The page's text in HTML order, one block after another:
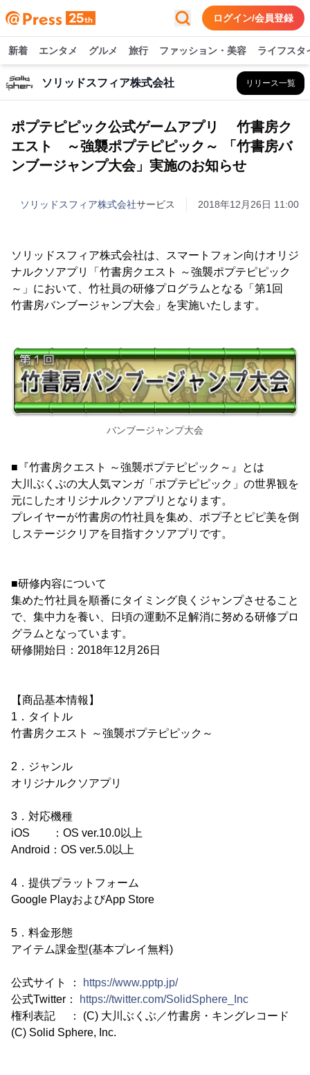
ログイン/会員登録
新着 エンタメ グルメ 旅行 ファッション・美容 ライフスタ
ソリッドスフィア株式会社 リリース一覧
ポプテピピック公式ゲームアプリ 竹書房ク
エスト ～強襲ポプテピピック～ 「竹書房バ
ンブージャンプ大会」実施のお知らせ
ソリッドスフィア株式会社サービス 2018年12月26日 11:00
ソリッドスフィア株式会社は、スマートフォン向けオリジ
ナルクソアプリ「竹書房クエスト ～強襲ポプテピピック
～」において、竹社員の研修プログラムとなる「第1回
竹書房バンブージャンプ大会」を実施いたします。
バンブージャンプ大会
■『竹書房クエスト ～強襲ポプテピピック～』とは
大川ぶくぶの大人気マンガ「ポプテピピック」の世界観を
元にしたオリジナルクソアプリとなります。
プレイヤーが竹書房の竹社員を集め、ポプ子とピピ美を倒
しステージクリアを目指すクソアプリです。
■研修内容について
集めた竹社員を順番にタイミング良くジャンプさせること
で、集中力を養い、日頃の運動不足解消に努める研修プロ
グラムとなっています。
研修開始日：2018年12月26日
【商品基本情報】
1．タイトル
竹書房クエスト ～強襲ポプテピピック～
2．ジャンル
オリジナルクソアプリ
3．対応機種
iOS ：OS ver.10.0以上
Android：OS ver.5.0以上
4．提供プラットフォーム
Google PlayおよびApp Store
5．料金形態
アイテム課金型(基本プレイ無料)
公式サイト ：
https://www.pptp.jp/
公式Twitter：
https://twitter.com/SolidSphere_Inc
権利表記 ： (C) 大川ぶくぶ／竹書房・キングレコード
(C) Solid Sphere, Inc.